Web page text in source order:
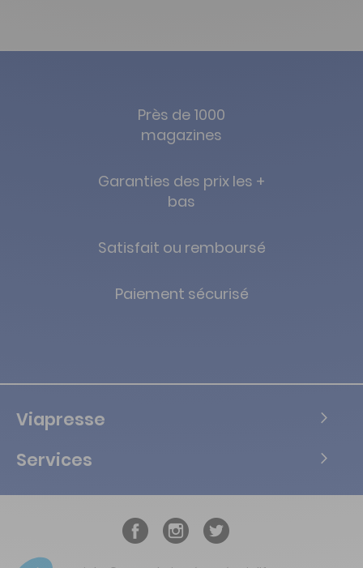
Près de 1000
magazines
Garanties des prix les +
bas
Satisfait ou remboursé
Paiement sécurisé
Viapresse
Services